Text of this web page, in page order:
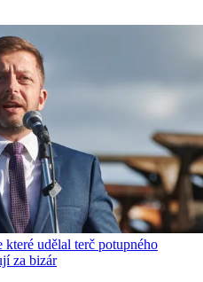
udělal terč potupného
za bizár